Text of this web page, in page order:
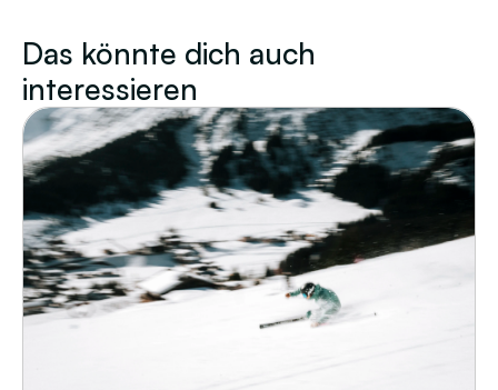
Das könnte dich auch
interessieren